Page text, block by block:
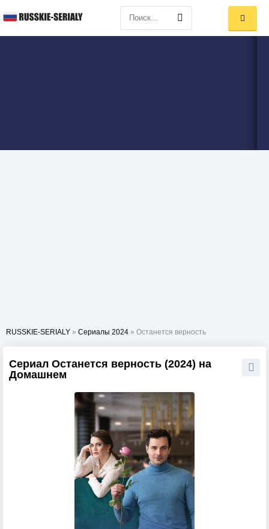
RUSSKIE-SERIALY » Сериалы 2024 » Останется верность
Сериал Останется верность (2024) на
Домашнем